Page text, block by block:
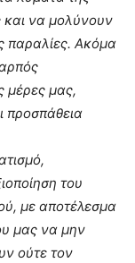
να μολύνουν
παραλίες. Ακόμα
μέρες μας,
προσπάθεια
του
με αποτέλεσμα
μας να μην
ούτε τον